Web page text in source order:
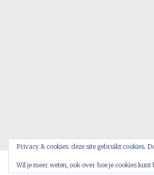
Copyright ©
Privacy & cookies: deze site gebruikt cookies.
Wil je meer weten, ook over hoe je cookies